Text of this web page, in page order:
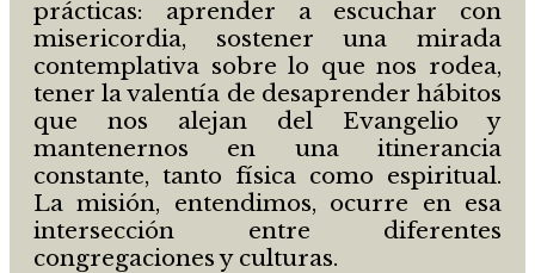
prácticas: aprender a escuchar con
misericordia, sostener una mirada
contemplativa sobre lo que nos rodea,
tener la valentía de desaprender hábitos
que nos alejan del Evangelio y
mantenernos en una itinerancia
constante, tanto física como espiritual.
La misión, entendimos, ocurre en esa
intersección entre diferentes
congregaciones y culturas.